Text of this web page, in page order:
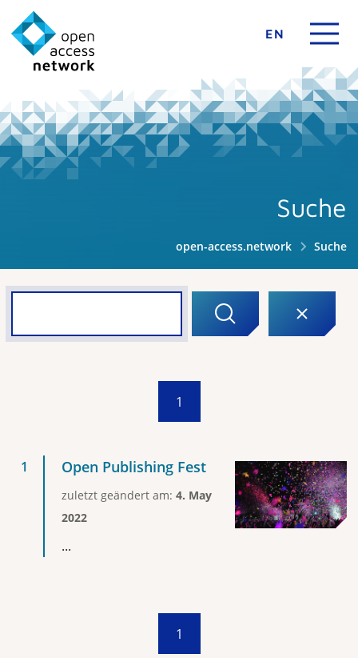
EN
Suche
open-access.network Suche
1
Open Publishing Fest
zuletzt geändert am: 4. May
2022
...
1